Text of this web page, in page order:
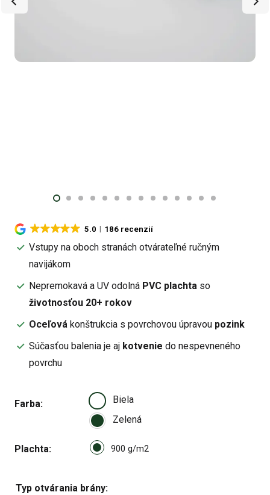
5.0 186 recenzií
Vstupy na oboch stranách otvárateľné ručným
navijákom
Nepremokavá a UV odolná PVC plachta so
životnosťou 20+ rokov
Oceľová konštrukcia s povrchovou úpravou pozink
Súčasťou balenia je aj kotvenie do nespevneného
povrchu
Farba
Biela
Zelená
Plachta Select pa_plachta
900 g/m2
Typ otvárania brány: